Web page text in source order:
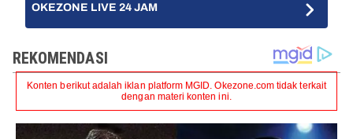
OKEZONE LIVE 24 JAM